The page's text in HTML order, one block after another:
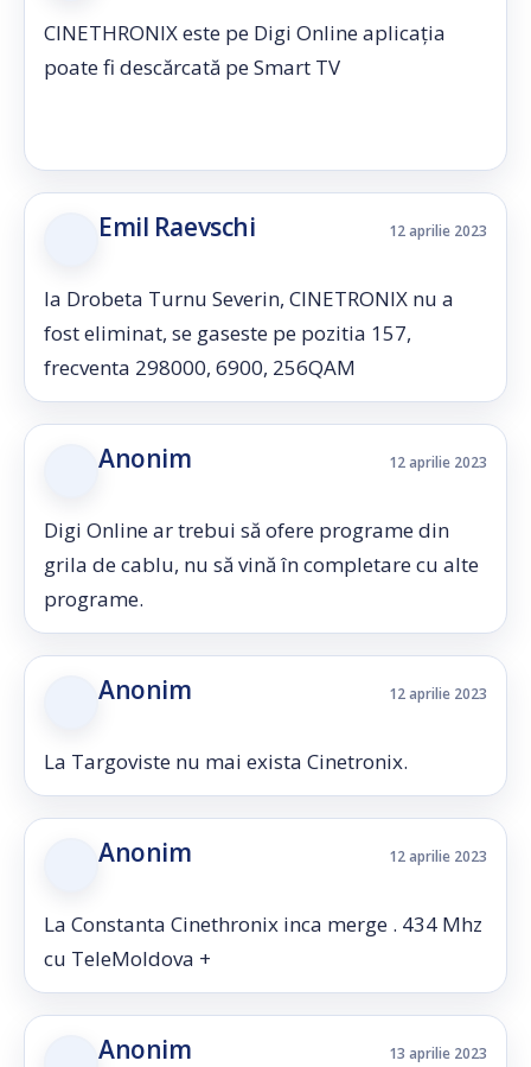
CINETHRONIX este pe Digi Online aplicația
poate fi descărcată pe Smart TV
Emil Raevschi 12 aprilie 2023
la Drobeta Turnu Severin, CINETRONIX nu a
fost eliminat, se gaseste pe pozitia 157,
frecventa 298000, 6900, 256QAM
Anonim 12 aprilie 2023
Digi Online ar trebui să ofere programe din
grila de cablu, nu să vină în completare cu alte
programe.
Anonim 12 aprilie 2023
La Targoviste nu mai exista Cinetronix.
Anonim 12 aprilie 2023
La Constanta Cinethronix inca merge . 434 Mhz
cu TeleMoldova +
Anonim 13 aprilie 2023